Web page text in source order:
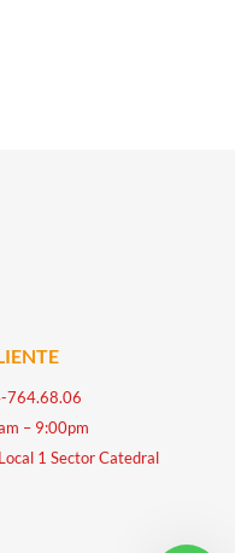
764.68.06
– 9:00pm
1 Sector Catedral